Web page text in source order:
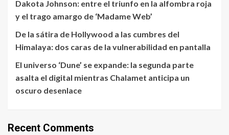
Dakota Johnson: entre el triunfo en la alfombra roja
y el trago amargo de ‘Madame Web’
De la sátira de Hollywood a las cumbres del
Himalaya: dos caras de la vulnerabilidad en pantalla
El universo ‘Dune’ se expande: la segunda parte
asalta el digital mientras Chalamet anticipa un
oscuro desenlace
Recent Comments